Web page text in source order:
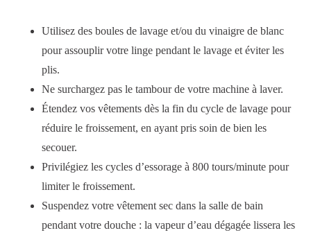
Utilisez des boules de lavage et/ou du vinaigre de blanc
pour assouplir votre linge pendant le lavage et éviter les
plis.
Ne surchargez pas le tambour de votre machine à laver.
Étendez vos vêtements dès la fin du cycle de lavage pour
réduire le froissement, en ayant pris soin de bien les
secouer.
Privilégiez les cycles d’essorage à 800 tours/minute pour
limiter le froissement.
Suspendez votre vêtement sec dans la salle de bain
pendant votre douche : la vapeur d’eau dégagée lissera les